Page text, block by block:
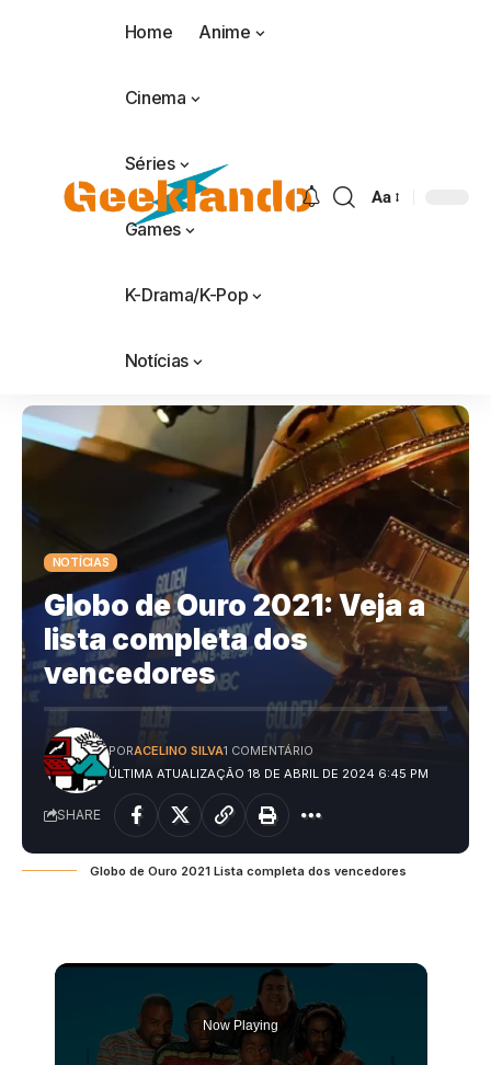
Home Anime
Cinema
Séries
Games
K-Drama/K-Pop
Notícias
Aa
NOTÍCIAS
Globo de Ouro 2021: Veja a
lista completa dos
vencedores
ÚLTIMA ATUALIZAÇÃO 18 DE ABRIL DE 2024 6:45 PM
PORACELINO SILVA1 COMENTÁRIO
SHARE
Globo de Ouro 2021 Lista completa dos vencedores
Now Playing